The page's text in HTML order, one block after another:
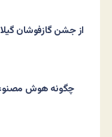
از جشن گازفوشان
چگونه هوش